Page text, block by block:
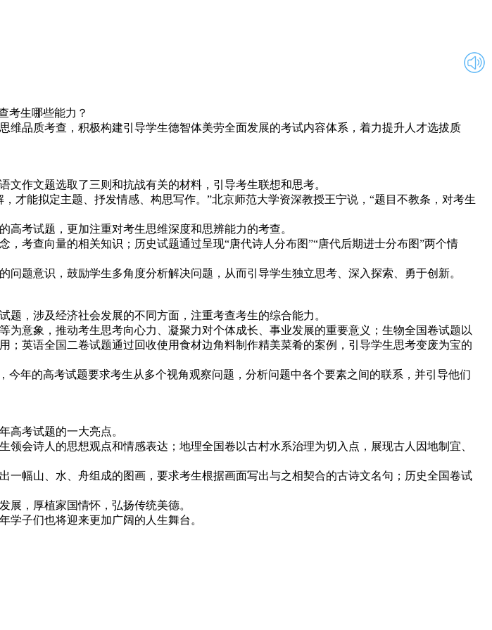
考生哪些能力？
品质考查，积极构建引导学生德智体美劳全面发展的考试内容体系，着力提升人才选拔质
作文题选取了三则和抗战有关的材料，引导考生联想和思考。
能拟定主题、抒发情感、构思写作。”北京师范大学资深教授王宁说，“题目不教条，对考生
考试题，更加注重对考生思维深度和思辨能力的考查。
查向量的相关知识；历史试题通过呈现“唐代诗人分布图”“唐代后期进士分布图”两个情
意识，鼓励学生多角度分析解决问题，从而引导学生独立思考、深入探索、勇于创新。
涉及经济社会发展的不同方面，注重考查考生的综合能力。
象，推动考生思考向心力、凝聚力对个体成长、事业发展的重要意义；生物全国卷试题以
英语全国二卷试题通过回收使用食材边角料制作精美菜肴的案例，引导学生思考变废为宝的
年的高考试题要求考生从多个视角观察问题，分析问题中各个要素之间的联系，并引导他们
考试题的一大亮点。
诗人的思想观点和情感表达；地理全国卷以古村水系治理为切入点，展现古人因地制宜、
幅山、水、舟组成的图画，要求考生根据画面写出与之相契合的古诗文名句；历史全国卷试
，厚植家国情怀，弘扬传统美德。
子们也将迎来更加广阔的人生舞台。